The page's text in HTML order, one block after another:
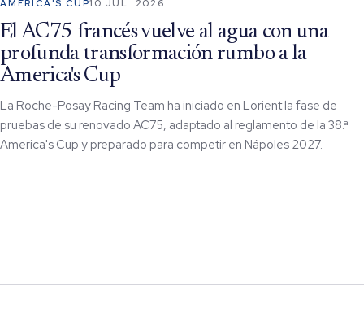
AMERICA'S CUP10 JUL. 2026
El AC75 francés vuelve al agua con una
profunda transformación rumbo a la
America's Cup
La Roche-Posay Racing Team ha iniciado en Lorient la fase de
pruebas de su renovado AC75, adaptado al reglamento de la 38.ª
America's Cup y preparado para competir en Nápoles 2027.